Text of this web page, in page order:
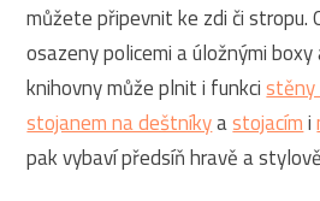
můžete připevnit ke zdi či stropu.
osazeny policemi a úložnými
knihovny může plnit i funkcistěny
stojanem na deštníkyastojacími
pak vybaví předsíň hravě a